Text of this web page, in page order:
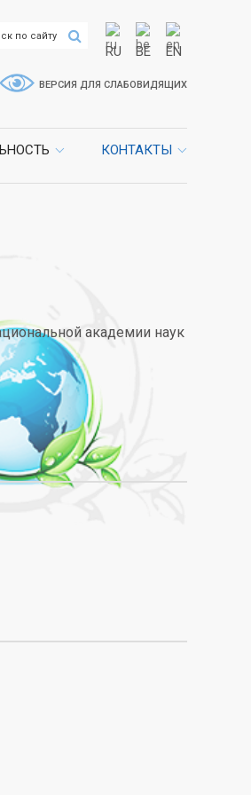
RU BE EN
ВЕРСИЯ ДЛЯ СЛАБОВИДЯЩИХ
КОНТАКТЫ
академии наук